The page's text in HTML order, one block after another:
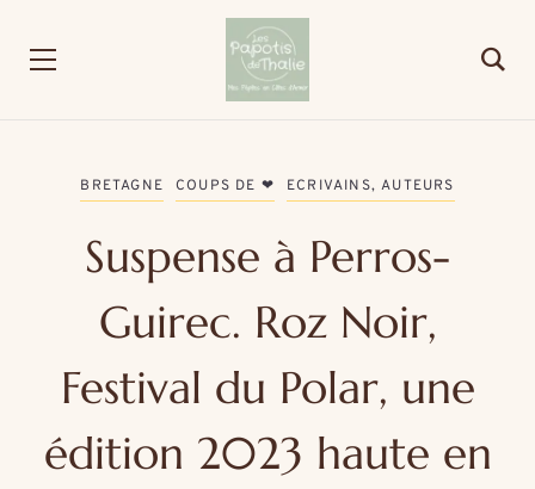
BRETAGNE COUPS DE ❤ ECRIVAINS, AUTEURS
Suspense à Perros-
Guirec. Roz Noir,
Festival du Polar, une
édition 2023 haute en